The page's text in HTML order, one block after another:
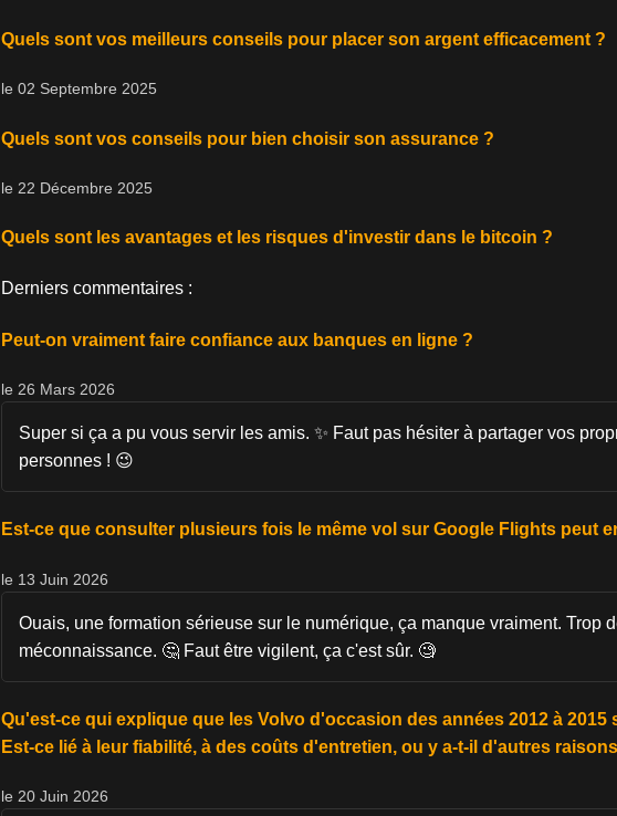
Quels sont vos meilleurs conseils pour placer son argent efficacement ?
le 02 Septembre 2025
Quels sont vos conseils pour bien choisir son assurance ?
le 22 Décembre 2025
Quels sont les avantages et les risques d'investir dans le bitcoin ?
Derniers commentaires :
Peut-on vraiment faire confiance aux banques en ligne ?
le 26 Mars 2026
Super si ça a pu vous servir les amis. ✨ Faut pas hésiter à partager vos
personnes ! 😉
Est-ce que consulter plusieurs fois le même vol sur Google Flights peut
le 13 Juin 2026
Ouais, une formation sérieuse sur le numérique, ça manque vraiment. Trop
méconnaissance. 🤔 Faut être vigilent, ça c'est sûr. 🧐
Qu'est-ce qui explique que les Volvo d'occasion des années 2012 à
Est-ce lié à leur fiabilité, à des coûts d'entretien, ou y a-t-il d'autres
le 20 Juin 2026